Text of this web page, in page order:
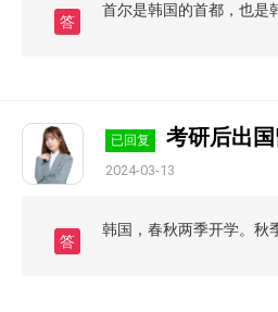
答
首尔是韩国的首都，也是
已回复 考研后出
2024-03-13
答
韩国，春秋两季开学。秋